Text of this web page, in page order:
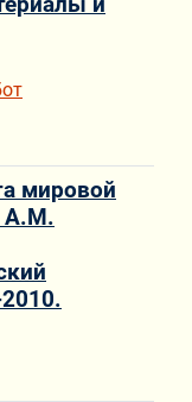
мировой
А.М.